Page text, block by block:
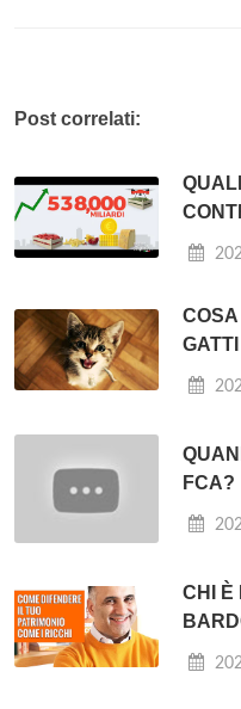
Post correlati:
COSA
FCA?
CHI È